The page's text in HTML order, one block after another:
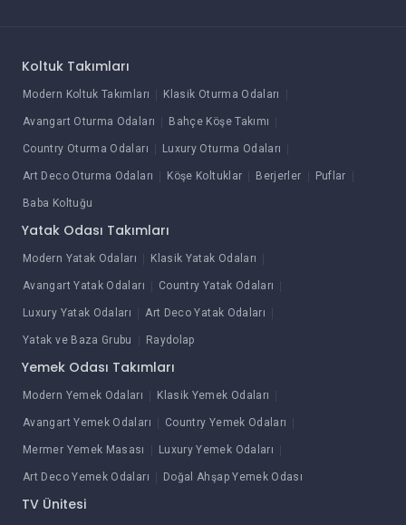
Koltuk Takımları
Modern Koltuk Takımları Klasik Oturma Odaları
Avangart Oturma Odaları Bahçe Köşe Takımı
Country Oturma Odaları Luxury Oturma Odaları
Art Deco Oturma Odaları Köşe Koltuklar Berjerler Puflar
Baba Koltuğu
Yatak Odası Takımları
Modern Yatak Odaları Klasik Yatak Odaları
Avangart Yatak Odaları Country Yatak Odaları
Luxury Yatak Odaları Art Deco Yatak Odaları
Yatak ve Baza Grubu Raydolap
Yemek Odası Takımları
Modern Yemek Odaları Klasik Yemek Odaları
Avangart Yemek Odaları Country Yemek Odaları
Mermer Yemek Masası Luxury Yemek Odaları
Art Deco Yemek Odaları Doğal Ahşap Yemek Odası
TV Ünitesi